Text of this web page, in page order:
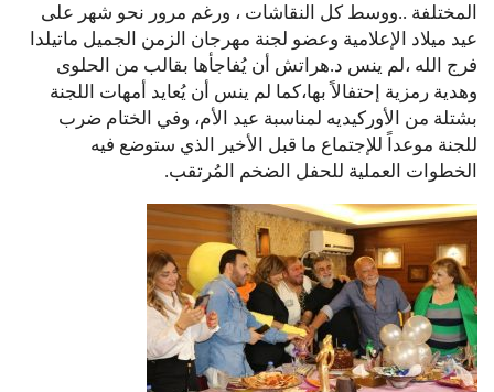
المختلفة ..ووسط كل النقاشات ، ورغم مرور نحو شهر على
عيد ميلاد الإعلامية وعضو لجنة مهرجان الزمن الجميل ماتيلدا
فرج الله ،لم ينس د.هراتش أن يُفاجأها بقالب من الحلوى
وهدية رمزية إحتفالاً بها،كما لم ينس أن يُعايد أمهات اللجنة
بشتلة من الأوركيديه لمناسبة عيد الأم، وفي الختام ضرب
للجنة موعداً للإجتماع ما قبل الأخير الذي ستوضع فيه
الخطوات العملية للحفل الضخم المُرتقب.